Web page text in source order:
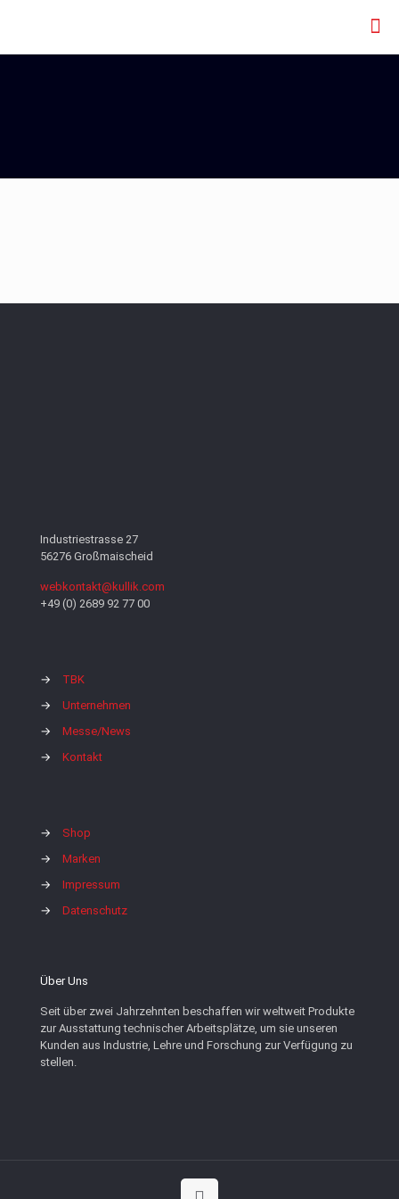
Industriestrasse 27
56276 Großmaischeid
webkontakt@kullik.com
+49 (0) 2689 92 77 00
→
TBK
→
Unternehmen
→
Messe/News
→
Kontakt
→
Shop
→
Marken
→
Impressum
→
Datenschutz
Über Uns
Seit über zwei Jahrzehnten beschaffen wir weltweit Produkte
zur Ausstattung technischer Arbeitsplätze, um sie unseren
Kunden aus Industrie, Lehre und Forschung zur Verfügung zu
stellen.